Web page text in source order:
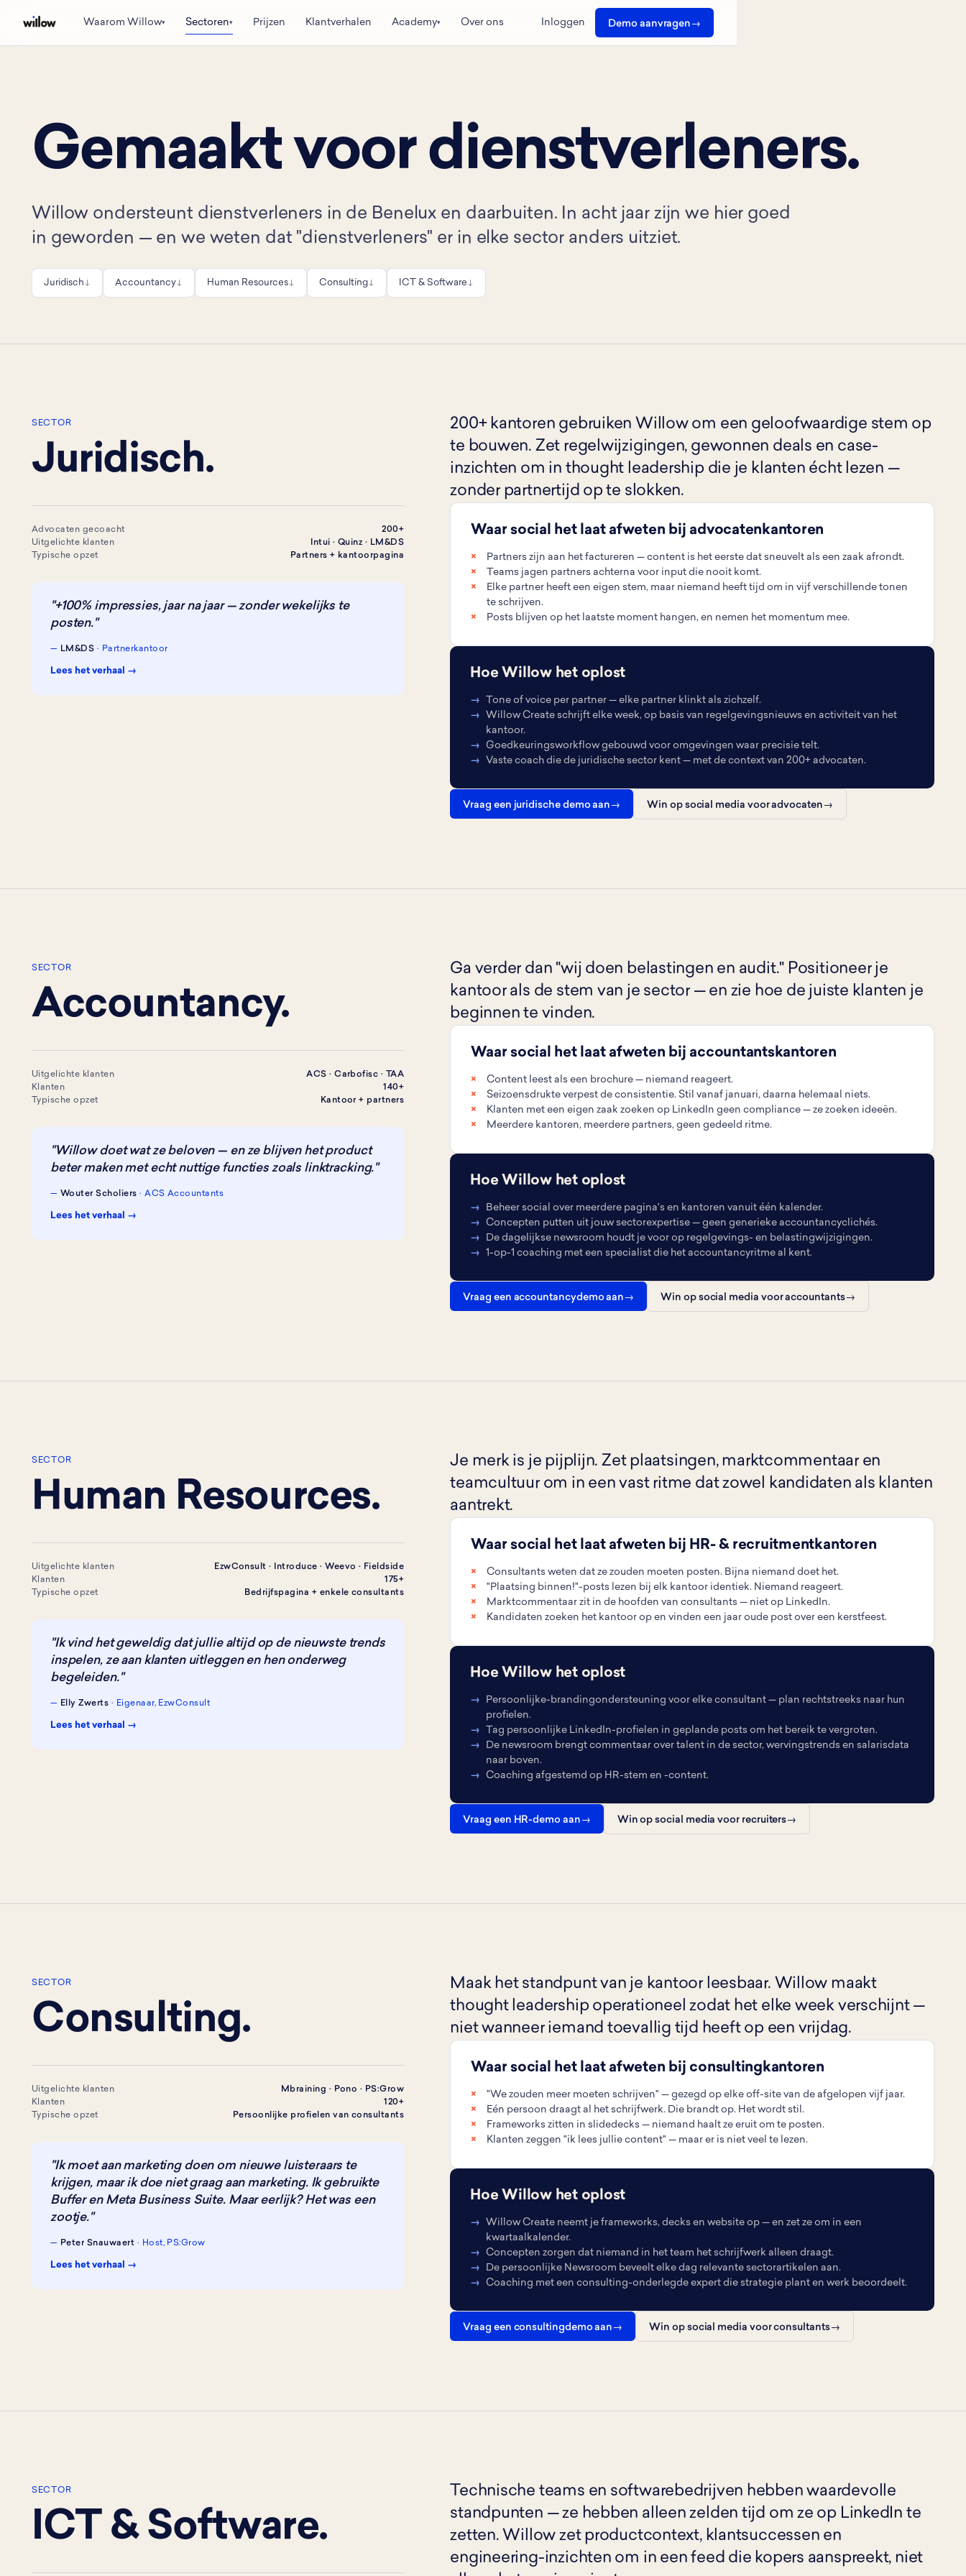
Waarom Willow▾ Sectoren▾ Prijzen Klantverhalen Academy▾ Over ons Inloggen Demo aanvragen
Gemaakt voor dienstverleners.
Willow ondersteunt dienstverleners in de Benelux en daarbuiten. In acht jaar zijn we hier goed
in geworden — en we weten dat "dienstverleners" er in elke sector anders uitziet.
Juridisch ↓ Accountancy↓ Human Resources↓ Consulting↓ ICT & Software ↓
SECTOR
Juridisch.
Advocaten gecoacht
200+
Uitgelichte klanten
Intui · Quinz · LM&DS
Typische opzet
Partners + kantoorpagina
"+100% impressies, jaar na jaar — zonder wekelijks te
posten."
— LM&DS · Partnerkantoor
Lees het verhaal →
200+ kantoren gebruiken Willow om een geloofwaardige stem op
te bouwen. Zet regelwijzigingen, gewonnen deals en case-
inzichten om in thought leadership die je klanten écht lezen —
zonder partnertijd op te slokken.
Waar social het laat afweten bij advocatenkantoren
Partners zijn aan het factureren — content is het eerste dat sneuvelt als een zaak afrondt.
Teams jagen partners achterna voor input die nooit komt.
Elke partner heeft een eigen stem, maar niemand heeft tijd om in vijf verschillende tonen
te schrijven.
Posts blijven op het laatste moment hangen, en nemen het momentum mee.
Hoe Willow het oplost
Tone of voice per partner — elke partner klinkt als zichzelf.
Willow Create schrijft elke week, op basis van regelgevingsnieuws en activiteit van het
kantoor.
Goedkeuringsworkflow gebouwd voor omgevingen waar precisie telt.
Vaste coach die de juridische sector kent — met de context van 200+ advocaten.
Vraag een juridische demo aan Win op social media voor advocaten
SECTOR
Accountancy.
Uitgelichte klanten
ACS · Carbofisc · TAA
Klanten
140+
Typische opzet
Kantoor + partners
"Willow doet wat ze beloven — en ze blijven het product
beter maken met echt nuttige functies zoals linktracking."
— Wouter Scholiers · ACS Accountants
Lees het verhaal →
Ga verder dan "wij doen belastingen en audit." Positioneer je
kantoor als de stem van je sector — en zie hoe de juiste klanten je
beginnen te vinden.
Waar social het laat afweten bij accountantskantoren
Content leest als een brochure — niemand reageert.
Seizoensdrukte verpest de consistentie. Stil vanaf januari, daarna helemaal niets.
Klanten met een eigen zaak zoeken op LinkedIn geen compliance — ze zoeken ideeën.
Meerdere kantoren, meerdere partners, geen gedeeld ritme.
Hoe Willow het oplost
Beheer social over meerdere pagina's en kantoren vanuit één kalender.
Concepten putten uit jouw sectorexpertise — geen generieke accountancyclichés.
De dagelijkse newsroom houdt je voor op regelgevings- en belastingwijzigingen.
1-op-1 coaching met een specialist die het accountancyritme al kent.
Vraag een accountancydemo aan Win op social media voor accountants
SECTOR
Human Resources.
Uitgelichte klanten
EzwConsult · Introduce · Weevo · Fieldside
Klanten
175+
Typische opzet
Bedrijfspagina + enkele consultants
"Ik vind het geweldig dat jullie altijd op de nieuwste trends
inspelen, ze aan klanten uitleggen en hen onderweg
begeleiden."
— Elly Zwerts · Eigenaar, EzwConsult
Lees het verhaal →
Je merk is je pijplijn. Zet plaatsingen, marktcommentaar en
teamcultuur om in een vast ritme dat zowel kandidaten als klanten
aantrekt.
Waar social het laat afweten bij HR- & recruitmentkantoren
Consultants weten dat ze zouden moeten posten. Bijna niemand doet het.
"Plaatsing binnen!"-posts lezen bij elk kantoor identiek. Niemand reageert.
Marktcommentaar zit in de hoofden van consultants — niet op LinkedIn.
Kandidaten zoeken het kantoor op en vinden een jaar oude post over een kerstfeest.
Hoe Willow het oplost
Persoonlijke-brandingondersteuning voor elke consultant — plan rechtstreeks naar hun
profielen.
Tag persoonlijke LinkedIn-profielen in geplande posts om het bereik te vergroten.
De newsroom brengt commentaar over talent in de sector, wervingstrends en salarisdata
naar boven.
Coaching afgestemd op HR-stem en -content.
Vraag een HR-demo aan Win op social media voor recruiters
SECTOR
Consulting.
Uitgelichte klanten
Mbraining · Pono · PS:Grow
Klanten
120+
Typische opzet
Persoonlijke profielen van consultants
"Ik moet aan marketing doen om nieuwe luisteraars te
krijgen, maar ik doe niet graag aan marketing. Ik gebruikte
Buffer en Meta Business Suite. Maar eerlijk? Het was een
zootje."
— Peter Snauwaert · Host, PS:Grow
Lees het verhaal →
Maak het standpunt van je kantoor leesbaar. Willow maakt
thought leadership operationeel zodat het elke week verschijnt —
niet wanneer iemand toevallig tijd heeft op een vrijdag.
Waar social het laat afweten bij consultingkantoren
"We zouden meer moeten schrijven" — gezegd op elke off-site van de afgelopen vijf jaar.
Eén persoon draagt al het schrijfwerk. Die brandt op. Het wordt stil.
Frameworks zitten in slidedecks — niemand haalt ze eruit om te posten.
Klanten zeggen "ik lees jullie content" — maar er is niet veel te lezen.
Hoe Willow het oplost
Willow Create neemt je frameworks, decks en website op — en zet ze om in een
kwartaalkalender.
Concepten zorgen dat niemand in het team het schrijfwerk alleen draagt.
De persoonlijke Newsroom beveelt elke dag relevante sectorartikelen aan.
Coaching met een consulting-onderlegde expert die strategie plant en werk beoordeelt.
Vraag een consultingdemo aan Win op social media voor consultants
SECTOR
ICT & Software.
Technische teams en softwarebedrijven hebben waardevolle
standpunten — ze hebben alleen zelden tijd om ze op LinkedIn te
zetten. Willow zet productcontext, klantsuccessen en
engineering-inzichten om in een feed die kopers aanspreekt, niet